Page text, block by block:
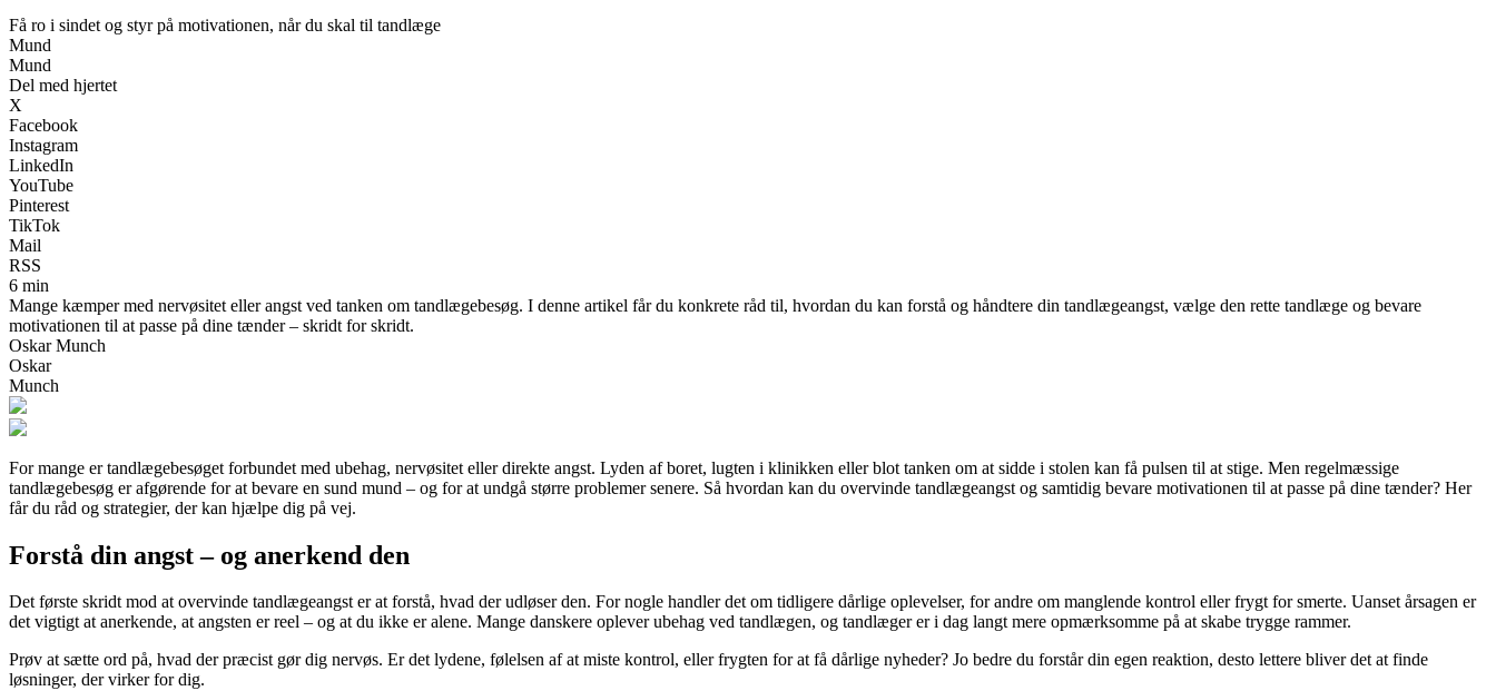
Få ro i sindet og styr på motivationen, når du skal til tandlæge
Mund
Mund
Del med hjertet
X
Facebook
Instagram
LinkedIn
YouTube
Pinterest
TikTok
Mail
RSS
6 min
Mange kæmper med nervøsitet eller angst ved tanken om tandlægebesøg. I denne artikel får du konkrete råd til, hvordan du kan forstå og håndtere din tandlægeangst, vælge den rette tandlæge og bevare
motivationen til at passe på dine tænder – skridt for skridt.
Oskar Munch
Oskar
Munch
For mange er tandlægebesøget forbundet med ubehag, nervøsitet eller direkte angst. Lyden af boret, lugten i klinikken eller blot tanken om at sidde i stolen kan få pulsen til at stige. Men regelmæssige
tandlægebesøg er afgørende for at bevare en sund mund – og for at undgå større problemer senere. Så hvordan kan du overvinde tandlægeangst og samtidig bevare motivationen til at passe på dine tænder? Her
får du råd og strategier, der kan hjælpe dig på vej.
Forstå din angst – og anerkend den
Det første skridt mod at overvinde tandlægeangst er at forstå, hvad der udløser den. For nogle handler det om tidligere dårlige oplevelser, for andre om manglende kontrol eller frygt for smerte. Uanset årsagen er
det vigtigt at anerkende, at angsten er reel – og at du ikke er alene. Mange danskere oplever ubehag ved tandlægen, og tandlæger er i dag langt mere opmærksomme på at skabe trygge rammer.
Prøv at sætte ord på, hvad der præcist gør dig nervøs. Er det lydene, følelsen af at miste kontrol, eller frygten for at få dårlige nyheder? Jo bedre du forstår din egen reaktion, desto lettere bliver det at finde
løsninger, der virker for dig.